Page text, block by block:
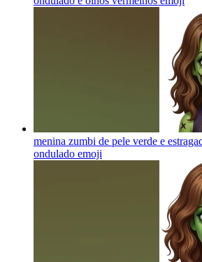
menina zumbi de pele verde e
ondulado emoji